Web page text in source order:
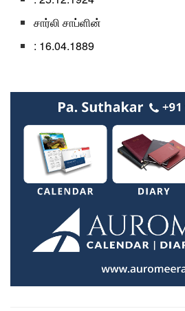
சார்லி சாப்ளின்
: 16.04.1889